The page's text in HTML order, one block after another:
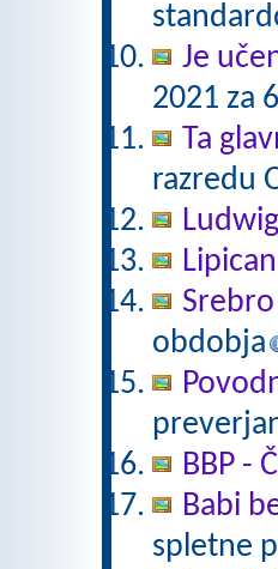
Je
2021 za
Ta
razredu
obdobja
BBP -
Babi
spletne